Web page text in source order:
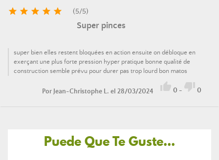
     (5/5)
Super pinces
super bien elles restent bloquées en action ensuite on débloque en
exerçant une plus forte pression hyper pratique bonne qualité de
construction semble prévu pour durer pas trop lourd bon matos
Por Jean-Christophe L. el 28/03/2024  0 -  0
Puede Que Te Guste...